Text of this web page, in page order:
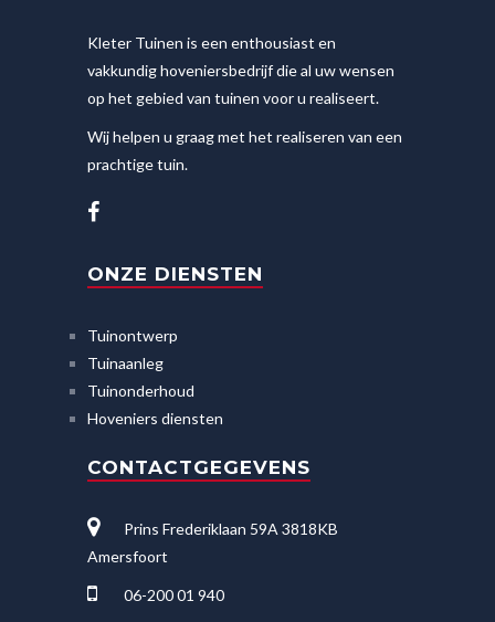
Kleter Tuinen is een enthousiast en
vakkundig hoveniersbedrijf die al uw wensen
op het gebied van tuinen voor u realiseert.
Wij helpen u graag met het realiseren van een
prachtige tuin.
ONZE DIENSTEN
Tuinontwerp
Tuinaanleg
Tuinonderhoud
Hoveniers diensten
CONTACTGEGEVENS
Prins Frederiklaan 59A 3818KB
Amersfoort
06-200 01 940